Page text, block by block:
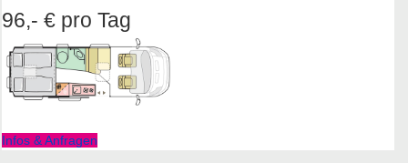
96,- € pro Tag
Infos & Anfragen